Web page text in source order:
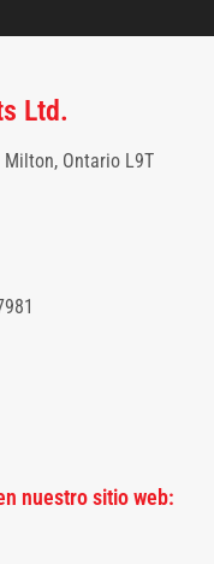
Ltd.
Milton, Ontario L9T
nuestro sitio web: